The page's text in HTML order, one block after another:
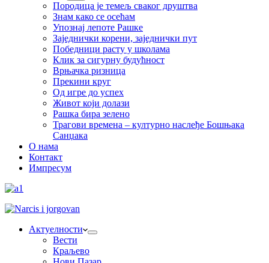
Породица је темељ сваког друштва
Знам како се осећам
Упознај лепоте Рашке
Заједнички корени, заједнички пут
Победници расту у школама
Клик за сигурну будућност
Врњачка ризница
Прекини круг
Од игре до успех
Живот који долази
Рашка бира зелено
Трагови времена – културно наслеђе Бошњака
Санџака
О нама
Контакт
Импресум
Актуелности
Вести
Краљево